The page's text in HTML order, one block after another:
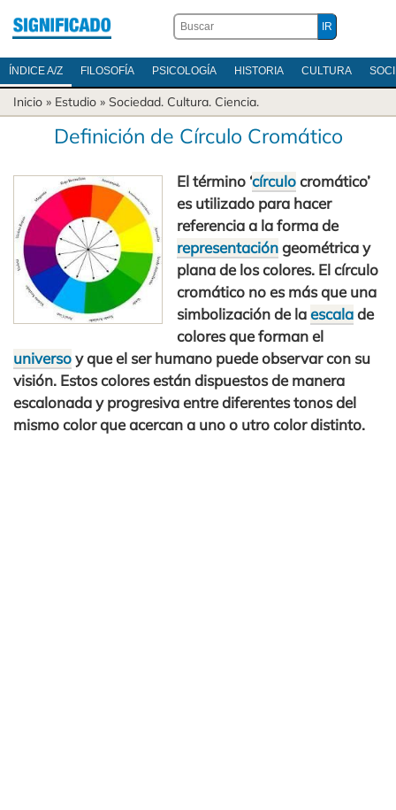
ÍNDICE A/Z FILOSOFÍA PSICOLOGÍA HISTORIA CULTURA
Inicio » Estudio » Sociedad. Cultura. Ciencia.
Definición de Círculo Cromático
El término ‘círculocromático’
es utilizado para hacer
referencia a la forma de
representacióngeométrica y
plana de los colores. El círculo
cromático no es más que una
simbolización de laescalade
colores que forman el
universoy que el ser humano puede observar con su
visión. Estos colores están dispuestos de manera
escalonada y progresiva entre diferentes tonos del
mismo color que acercan a uno o utro color distinto.